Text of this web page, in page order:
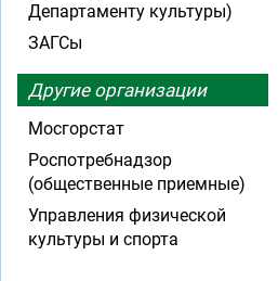
Департаменту культуры)
ЗАГСы
Другие организации
Мосгорстат
Роспотребнадзор
(общественные приемные)
Управления физической
культуры и спорта